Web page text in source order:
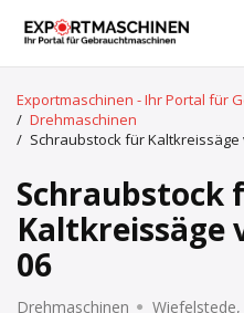
Exportmaschinen - Ihr Portal für
/ Drehmaschinen
/ Schraubstock für Kaltkreissäge
Schraubstock
Kaltkreissäge
06
Drehmaschinen